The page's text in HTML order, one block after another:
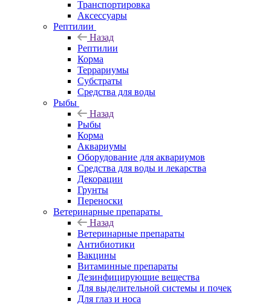
Транспортировка
Аксессуары
Рептилии
Назад
Рептилии
Корма
Террариумы
Субстраты
Средства для воды
Рыбы
Назад
Рыбы
Корма
Аквариумы
Оборудование для аквариумов
Средства для воды и лекарства
Декорации
Грунты
Переноски
Ветеринарные препараты
Назад
Ветеринарные препараты
Антибиотики
Вакцины
Витаминные препараты
Дезинфицирующие вещества
Для выделительной системы и почек
Для глаз и носа